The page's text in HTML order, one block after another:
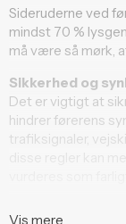
Sideruderne ved
mindst 70 %
må være så mørk,
Sikkerhed og
Det er vigtigt at
hindrer førerens
trafiksignaler,
Vis mere